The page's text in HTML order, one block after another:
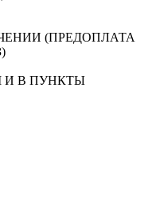
(ПРЕДОПЛАТА
И В ПУНКТЫ